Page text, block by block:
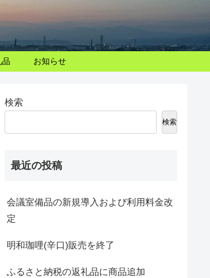
品 お知らせ
検索
検索
最近の投稿
会議室備品の新規導入および利用料金改
定
明和珈哩(辛口)販売を終了
ふるさと納税の返礼品に商品追加